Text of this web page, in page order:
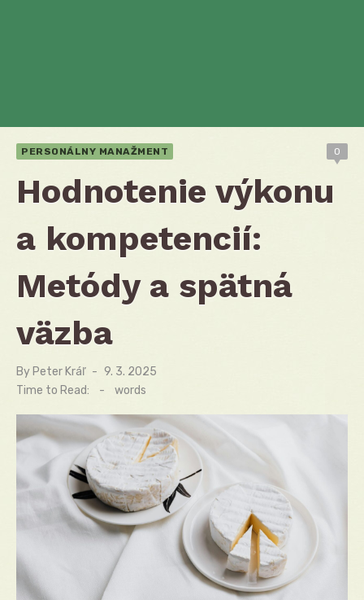
PERSONÁLNY MANAŽMENT 0
Hodnotenie výkonu
a kompetencií:
Metódy a spätná
väzba
By Peter Kráľ
Posted
on
9. 3. 2025
Time to Read:
- words